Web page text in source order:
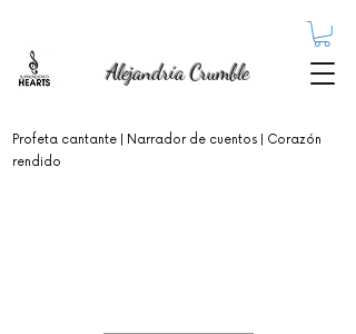
Alejandría Crumble
Profeta cantante
| Narrador de cuentos | Corazón
rendido